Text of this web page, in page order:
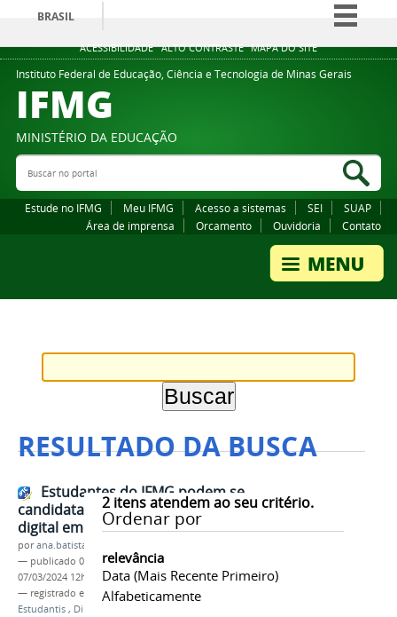
ACESSIBILIDADE ALTO CONTRASTE MAPA DO SITE
BRASIL
Simplifique!
Comunica BR
Legislação
Instituto Federal de Educação, Ciência e Tecnologia de Minas Gerais
IFMG
MINISTÉRIO DA EDUCAÇÃO
Buscar no portal
Estude no IFMG Meu IFMG Acesso a sistemas SEI
SUAP
Área de imprensa
Orcamento Ouvidoria Contato
RESULTADO DA BUSCA
2itens atendem ao seu critério.
Ordenar por
relevância
Data (mais Recente Primeiro)
Alfabeticamente
Estudantes do IFMG podem se
candidatar ao auxílio de inclusão
digital emergencial
porana.batista
— publicado 08/07/2020—última modificação
07/03/2024 12h10
— registrado em:
Covid-19,Diretoria de Assuntos
Estudantis , Dirae